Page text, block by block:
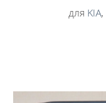
для KIA,